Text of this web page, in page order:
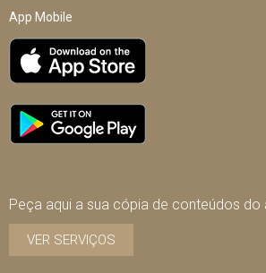
App Mobile
Peça aqui a sua cópia de conteúdos do
VER SERVIÇOS